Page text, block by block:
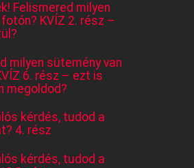
Felismered milyen
KVÍZ 2. rész –
milyen sütemény van
6. rész – ezt is
megoldod?
kérdés, tudod a
4. rész
kérdés, tudod a